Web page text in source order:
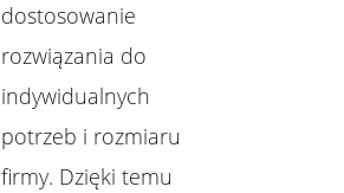
dostosowanie
rozwiązania do
indywidualnych
potrzeb i rozmiaru
firmy. Dzięki temu